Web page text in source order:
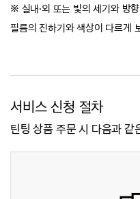
※ 실내·외 또는 빛의 세기와 방
필름의 진하기와 색상이 다르게
서비스 신청 절차
틴팅 상품 주문 시 다음과 같